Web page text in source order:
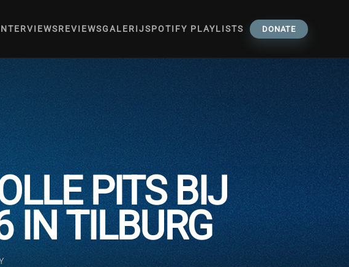
REVIEWSGALERIJSPOTIFY PLAYLISTS DONATE
PITS BIJ
IN TILBURG